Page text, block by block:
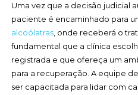
Uma vez que a decisão judicial
paciente é encaminhado para
alcoólatras , onde receberá o
fundamental que a clínica
registrada e que ofereça um
para a recuperação. A equipe
ser capacitada para lidar com